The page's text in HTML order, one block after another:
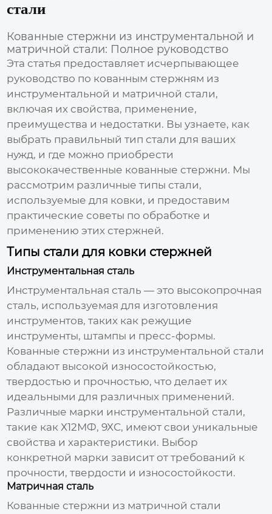
стали
Кованные стержни из инструментальной и
матричной стали: Полное руководство
Эта статья предоставляет исчерпывающее
руководство по кованным стержням из
инструментальной и матричной стали,
включая их свойства, применение,
преимущества и недостатки. Вы узнаете, как
выбрать правильный тип стали для ваших
нужд, и где можно приобрести
высококачественные кованные стержни. Мы
рассмотрим различные типы стали,
используемые для ковки, и предоставим
практические советы по обработке и
применению этих стержней.
Типы стали для ковки стержней
Инструментальная сталь
Инструментальная сталь — это высокопрочная
сталь, используемая для изготовления
инструментов, таких как режущие
инструменты, штампы и пресс-формы.
Кованные стержни из инструментальной стали
обладают высокой износостойкостью,
твердостью и прочностью, что делает их
идеальными для различных применений.
Различные марки инструментальной стали,
такие как Х12МФ, 9ХС, имеют свои уникальные
свойства и характеристики. Выбор
конкретной марки зависит от требований к
прочности, твердости и износостойкости.
Матричная сталь
Кованные стержни из матричной стали